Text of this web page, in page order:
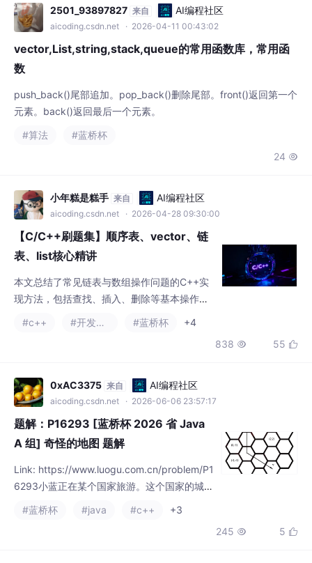
2501_93897827 来自 AI编程社区
aicoding.csdn.net · 2026-04-11 00:43:02
vector,List,string,stack,queue的常用函数库，常用函
数
push_back()尾部追加。pop_back()删除尾部。front()返回第一个
元素。back()返回最后一个元素。
#算法
#蓝桥杯
24 
小年糕是糕手 来自 AI编程社区
aicoding.csdn.net · 2026-04-28 09:30:00
【C/C++刷题集】顺序表、vector、链
表、list核心精讲
本文总结了常见链表与数组操作问题的C++实
现方法，包括查找、插入、删除等基本操作。
主要内容涵盖： 查找学号优化方案，避免O(n)
（辅助数组和原地合并） 单向链表和队列安排
的高效数组模拟方法 约瑟夫问题的循环链表解
决方案 文章重点介绍了各种数据结构的实际应
用场景和性能优化技巧，
#c++ #开发语言 #蓝桥杯
+4
838  55 
0xAC3375 来自 AI编程社区
aicoding.csdn.net · 2026-06-06 23:57:17
题解：P16293 [蓝桥杯 2026 省 Java
A 组] 奇怪的地图 题解
Link: https://www.luogu.com.cn/problem/P1
6293小蓝正在某个国家旅游。这个国家的城市
分布在一个六边形网格上，如图所示。图中的
每个六边形表示一座城市。如果两座城市有一
#蓝桥杯 #java #c++
+3
245  5 